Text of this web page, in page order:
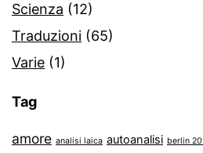
Scienza (12)
Traduzioni (65)
Varie (1)
Tag
amore analisi laica autoanalisi berlin